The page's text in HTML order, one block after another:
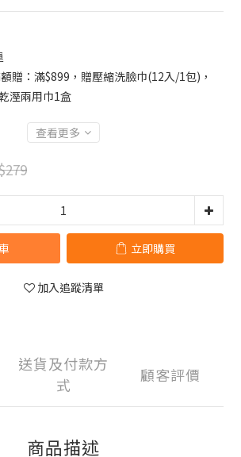
贈：滿$899，贈壓縮洗臉巾(12入/1包)，
溼兩用巾1盒
查看更多
立即購買
加入追蹤清單
送貨及付款方
式
顧客評價
商品描述